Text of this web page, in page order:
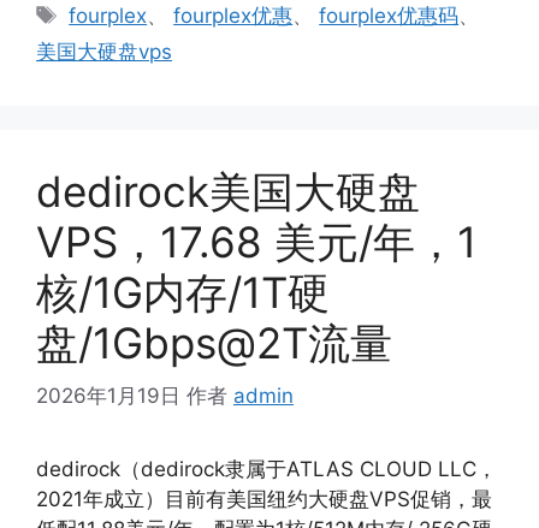
标
签
fourplex、fourplex优惠、fourplex优惠码、
美国大硬盘vps
dedirock美国大硬盘
VPS，17.68 美元/年，1
核/1G内存/1T硬
盘/1Gbps@2T流量
2026年1月19日 作者 admin
dedirock（dedirock隶属于ATLAS CLOUD LLC，
2021年成立）目前有美国纽约大硬盘VPS促销，最